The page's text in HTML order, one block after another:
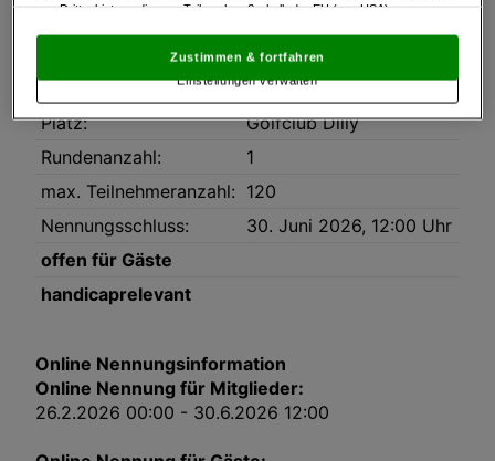
Stableford
54
Platz:
Golfclub Dilly
Rundenanzahl:
1
max. Teilnehmeranzahl: 120
Nennungsschluss:
30. Juni 2026, 12:00 Uhr
offen für Gäste
handicaprelevant
Online Nennungsinformation
Online Nennung für Mitglieder:
26.2.2026 00:00 - 30.6.2026 12:00
von Drittanbietern, die zum Teil auch außerhalb der EU (u.a. USA)
angemessenes Datenschutzniveau bescheinigt.Es besteht insbesondere
das Risiko, dass Ihre Daten dem Zugriff durch US-Behörden zu Kontroll- und
Überwachungszwecken unterliegen und dagegen keine wirksamen
Rechtsbehelfe zur Verfügung stehen.
Mit Klick auf „Zustimmen & fortfahren“ willigen Sie in die Verwendung
In den Einstellungen können Sie jederzeit Ihre Präferenzen verwalten und
Interessen einlegen. Klicken Sie dazu auf „Cookie Einstellungen“, die sich auf
jeder Seite unten im Footer befinden.
Wir und unsere Partner verarbeiten Daten, um
Folgendes bereitzustellen:
Endgerät. Personalisierte Werbung und Inhalte, Messung von Werbeleistung
Einstellungen verwalten
Zustimmen & fortfahren